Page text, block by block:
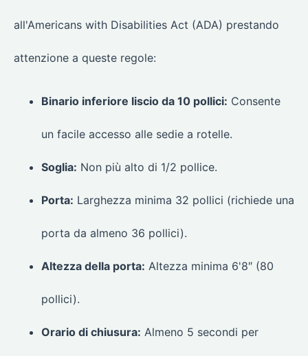
all'Americans with Disabilities Act (ADA) prestando
attenzione a queste regole:
Binario inferiore liscio da 10 pollici: Consente
un facile accesso alle sedie a rotelle.
Soglia: Non più alto di 1/2 pollice.
Porta: Larghezza minima 32 pollici (richiede una
porta da almeno 36 pollici).
Altezza della porta: Altezza minima 6'8″ (80
pollici).
Orario di chiusura: Almeno 5 secondi per